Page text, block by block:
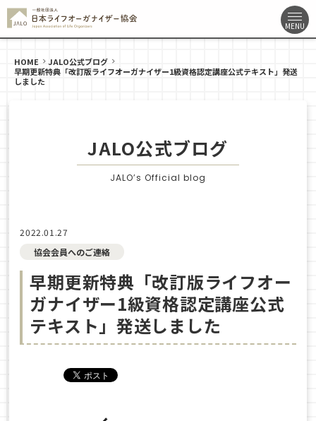
HOME
JALO公式ブログ
早期更新特典「改訂版ライフオーガナイザー1級資格認定講座公式テキスト」発送
しました
JALO公式ブログ
JALO’s Official blog
2022.01.27
協会会員へのご連絡
早期更新特典「改訂版ライフオー
ガナイザー1級資格認定講座公式
テキスト」発送しました